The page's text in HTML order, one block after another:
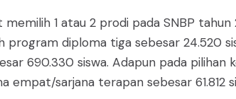
1 atau 2 prodi pada SNBP
program diploma tiga sebesar 24.520
690.330 siswa. Adapun pada
empat/sarjana terapan sebesar 61.812